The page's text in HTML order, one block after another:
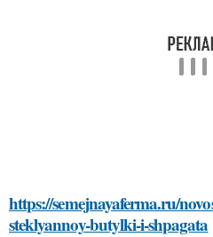
https://semejnayaferma.ru/
steklyannoy-butylki-i-shpagata